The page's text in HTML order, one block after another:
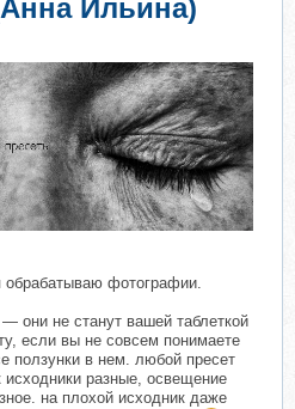
Ильина)
обрабатываю фотографии.
они не станут вашей таблеткой
если вы не совсем понимаете
ползунки в нем. любой пресет
исходники разные, освещение
на плохой исходник даже